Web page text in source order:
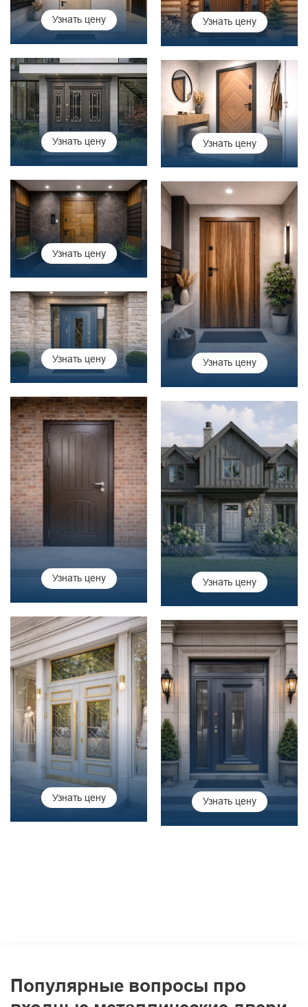
Узнать цену Узнать цену
Узнать цену Узнать цену
Узнать цену
Узнать цену
Узнать цену
Узнать цену Узнать цену
Узнать цену Узнать цену
Популярные вопросы про